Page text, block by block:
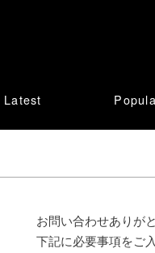
Latest
お問い合わせありが
下記に必要事項をご